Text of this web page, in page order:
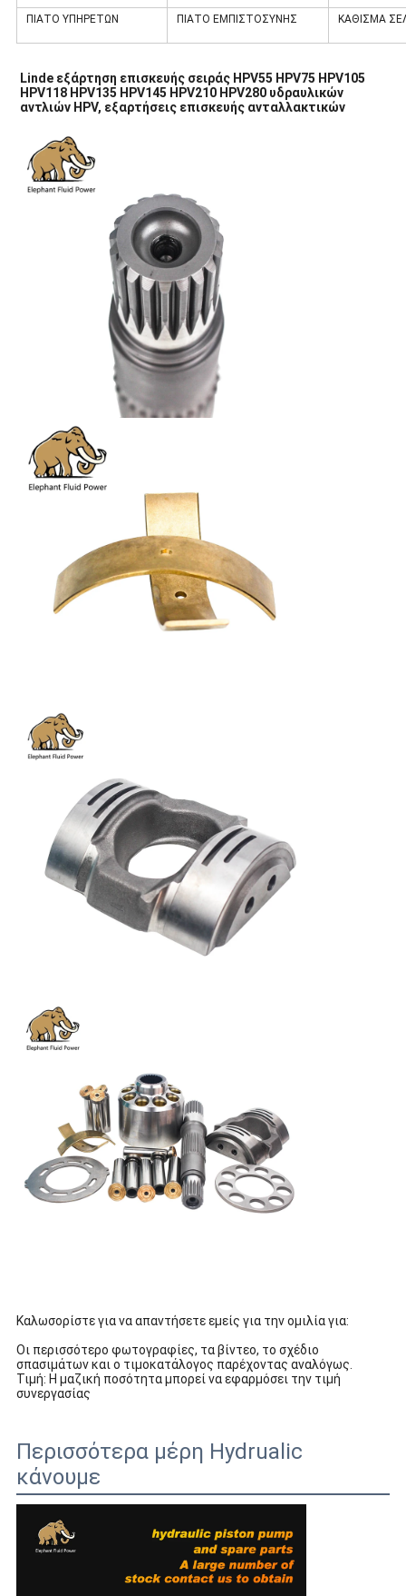
ΠΙΑΤΟ ΥΠΗΡΕΤΩΝ ΠΙΑΤΟ ΕΜΠΙΣΤΟΣΥΝΗΣ ΚΑΘΙΣΜΑ
Linde εξάρτηση επισκευής σειράς HPV55 HPV75 HPV105
HPV118 HPV135 HPV145 HPV210 HPV280 υδραυλικών
αντλιών HPV, εξαρτήσεις επισκευής ανταλλακτικών
Καλωσορίστε για να απαντήσετε εμείς για την ομιλία για:
Οι περισσότερο φωτογραφίες, τα βίντεο, το σχέδιο
σπασιμάτων και ο τιμοκατάλογος παρέχοντας αναλόγως.
Τιμή: Η μαζική ποσότητα μπορεί να εφαρμόσει την τιμή
συνεργασίας
Περισσότερα μέρη Hydrualic
κάνουμε